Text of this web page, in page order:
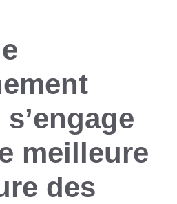
meilleure
des